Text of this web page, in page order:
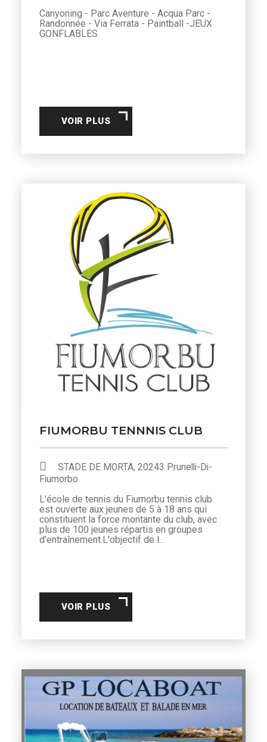
Canyoning - Parc Aventure - Acqua Parc -
Randonnée - Via Ferrata - Paintball -JEUX
GONFLABLES
VOIR PLUS
FIUMORBU TENNNIS CLUB
STADE DE MORTA, 20243 Prunelli-Di-
Fiumorbo
L'école de tennis du Fiumorbu tennis club
est ouverte aux jeunes de 5 à 18 ans qui
constituent la force montante du club, avec
plus de 100 jeunes répartis en groupes
d'entraînement.L'objectif de l...
VOIR PLUS